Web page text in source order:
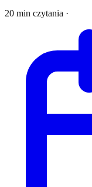
20 min czytania ·